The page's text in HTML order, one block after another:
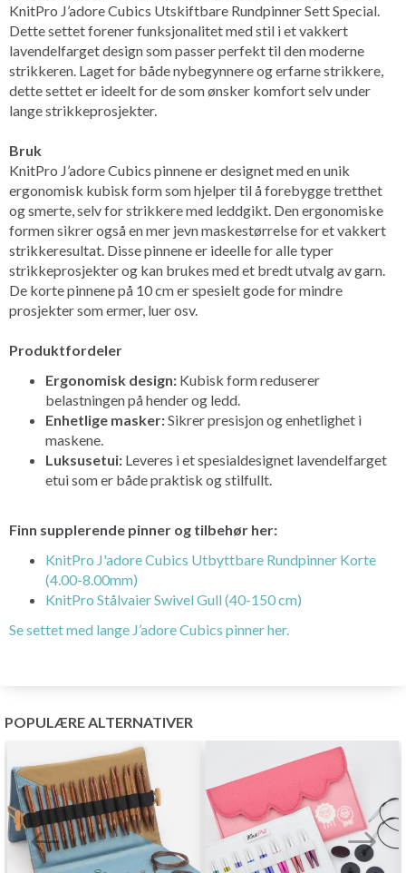
KnitPro J’adore Cubics Utskiftbare Rundpinner Sett Special.
Dette settet forener funksjonalitet med stil i et vakkert
lavendelfarget design som passer perfekt til den moderne
strikkeren. Laget for både nybegynnere og erfarne strikkere,
dette settet er ideelt for de som ønsker komfort selv under
lange strikkeprosjekter.
Bruk
KnitPro J’adore Cubics pinnene er designet med en unik
ergonomisk kubisk form som hjelper til å forebygge tretthet
og smerte, selv for strikkere med leddgikt. Den ergonomiske
formen sikrer også en mer jevn maskestørrelse for et vakkert
strikkeresultat. Disse pinnene er ideelle for alle typer
strikkeprosjekter og kan brukes med et bredt utvalg av garn.
De korte pinnene på 10 cm er spesielt gode for mindre
prosjekter som ermer, luer osv.
Produktfordeler
Ergonomisk design: Kubisk form reduserer
belastningen på hender og ledd.
Enhetlige masker:Sikrer presisjon og enhetlighet i
maskene.
Luksusetui: Leveres i et spesialdesignet lavendelfarget
etui som er både praktisk og stilfullt.
Finn supplerende pinner og tilbehør her:
KnitPro J'adore Cubics Utbyttbare Rundpinner Korte
(4.00-8.00mm)
KnitPro Stålvaier Swivel Gull (40-150 cm)
Se settet med lange J’adore Cubics pinner her.
POPULÆRE ALTERNATIVER